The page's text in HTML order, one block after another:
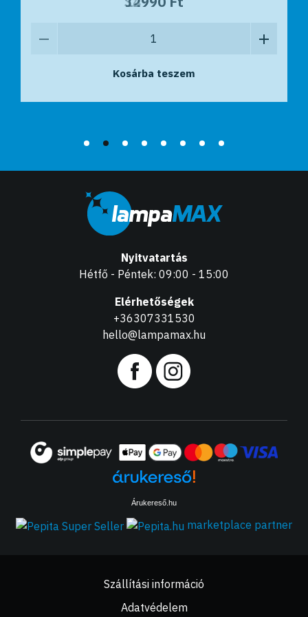
Kosárba teszem
Kosárba teszem
Nyitvatartás
Hétfő - Péntek: 09:00 - 15:00
Elérhetőségek
+36307331530
hello@lampamax.hu
Árukereső.hu
marketplace partner
Szállítási információ
Adatvédelem